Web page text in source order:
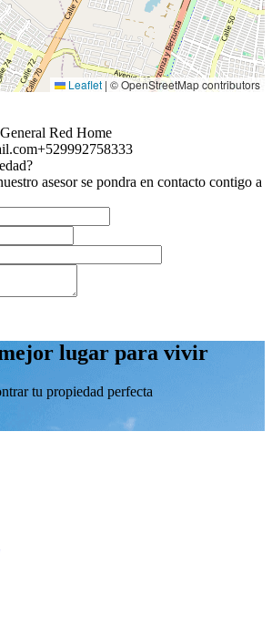
Leaflet | © OpenStreetMap contributors
Red Home
+529992758333
asesor se pondra en contacto contigo a
lugar para vivir
tu propiedad perfecta